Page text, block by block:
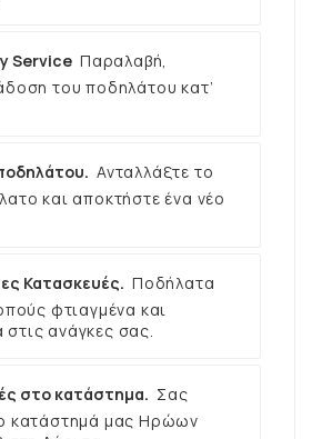
Service Παραλαβή,
του ποδηλάτου κατ’
Ανταλλάξτε το
και αποκτήστε ένα νέο
Κατασκευές. Ποδήλατα
φτιαγμένα και
ανάγκες σας.
στο κατάστημα. Σας
κατάστημά μας Ηρώων